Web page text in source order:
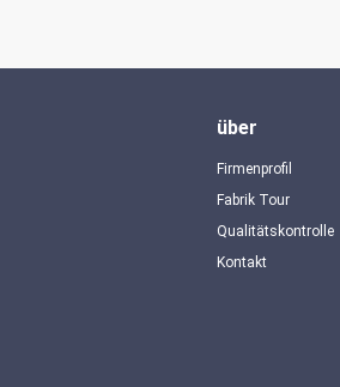
über
Firmenprofil
Fabrik Tour
Qualitätskontrolle
Kontakt